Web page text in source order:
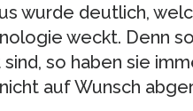
wurde deutlich,
weckt. Denn
so haben sie
auf Wunsch